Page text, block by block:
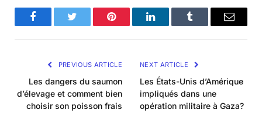
FacebookTwitter Pinterest LinkedInTumblr Email
PREVIOUS ARTICLE
Les dangers du saumon
d’élevage et comment bien
choisir son poisson frais
NEXT ARTICLE
Les États-Unis d’Amérique
impliqués dans une
opération militaire à Gaza?